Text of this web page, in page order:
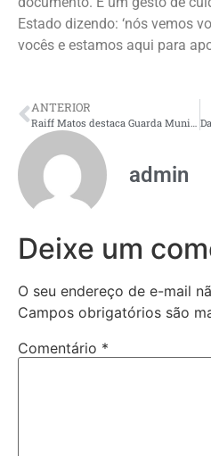
Estado dizendo: ‘nós vemos
vocês e estamos aqui para
ANTERIOR
Raiff Matos destaca Guarda Municipal e defende escola cívica
admin
Deixe um
O seu endereço de e-mail
Campos obrigatórios são
Comentário *